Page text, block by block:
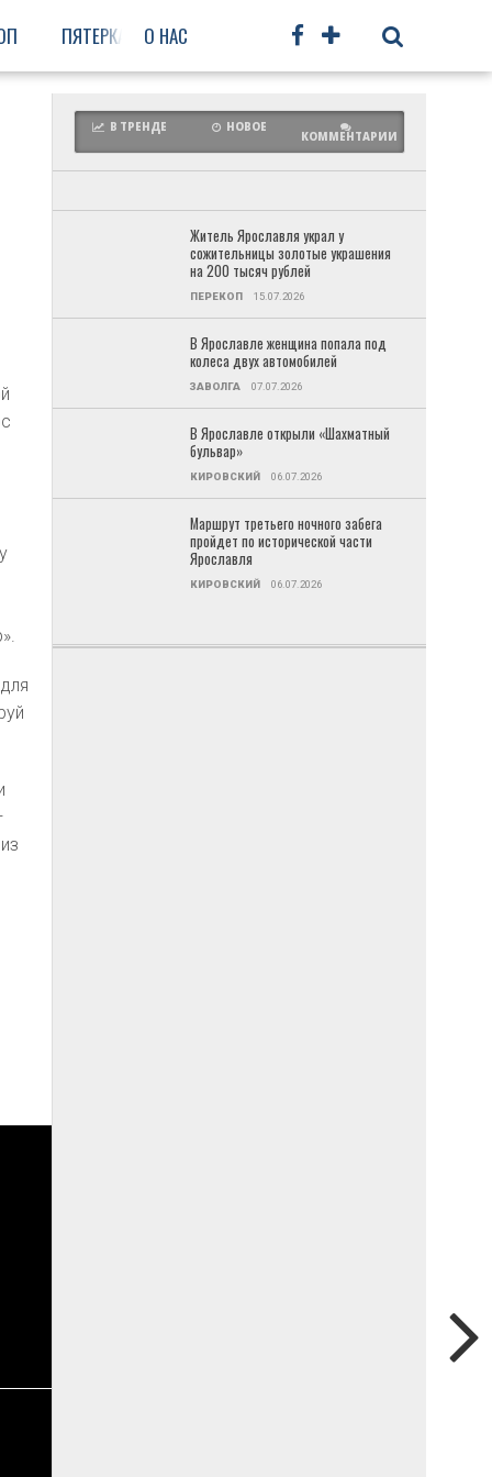
ПЯТЕРКА ФРУНЗЕНСКИЙ ПРОЧЕЕ
О НАС
В ТРЕНДЕ НОВОЕ
КОММЕНТАРИИ
Житель Ярославля украл у
сожительницы золотые украшения
на 200 тысяч рублей
ПЕРЕКОП 15.07.2026
В Ярославле женщина попала под
колеса двух автомобилей
ЗАВОЛГА 07.07.2026
В Ярославле открыли «Шахматный
бульвар»
КИРОВСКИЙ 06.07.2026
Маршрут третьего ночного забега
пройдет по исторической части
Ярославля
КИРОВСКИЙ 06.07.2026